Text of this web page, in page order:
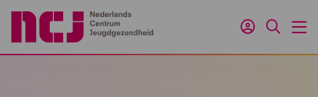
Inloggen
Zoeken